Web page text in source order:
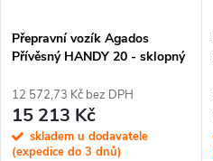
Přepravní vozík Agados
Přívěsný HANDY 20 - sklopný
12 572,73 Kč bez DPH
15 213 Kč
skladem u dodavatele
(expedice do 3 dnů)